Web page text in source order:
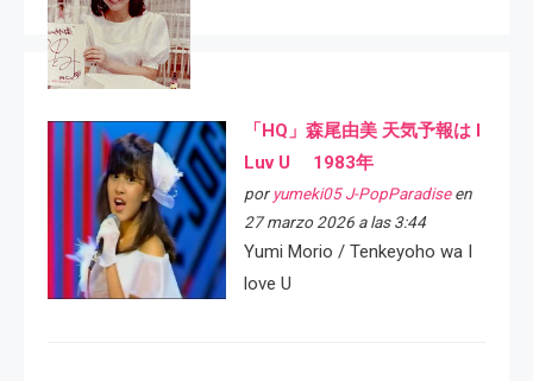
「HQ」森尾由美 天気予報は I
Luv U 1983年
por yumeki05 J-PopParadiseen
27 marzo 2026 a las 3:44
Yumi Morio / Tenkeyoho wa I
love U